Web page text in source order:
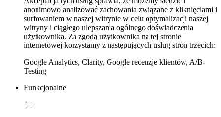
anonimowo analizować zachowania związane z kliknięciami i
surfowaniem w naszej witrynie w celu optymalizacji naszej
witryny i ciągłego ulepszania ogólnego doświadczenia
użytkownika. Za zgodą użytkownika na tej stronie
internetowej korzystamy z następujących usług stron trzecich:
Google Analytics, Clarity, Google recenzje klientów, A/B-
Testing
Funkcjonalne